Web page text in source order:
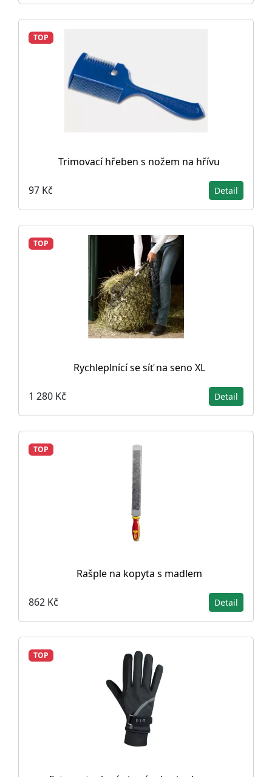
TOP
Trimovací hřeben s nožem na hřívu
97 Kč Detail
TOP
Rychleplnící se síť na seno XL
1 280 Kč Detail
TOP
Rašple na kopyta s madlem
862 Kč Detail
TOP